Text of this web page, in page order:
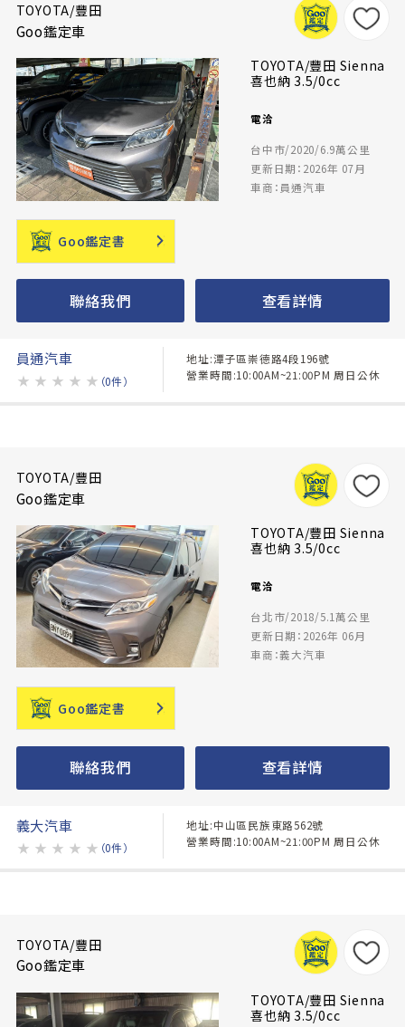
TOYOTA/豐田
Goo鑑定車
TOYOTA/豐田 Sienna
喜也納 3.5/0cc
電洽
台中市/2020/6.9萬公里
更新日期：2026年 07月
車商：員通汽車
Goo鑑定書
聯絡我們 查看詳情
員通汽車
★ ★ ★ ★ ★ （0件）
地址:潭子區崇德路4段196號
營業時間:10:00AM~21:00PM 周日公休
TOYOTA/豐田
Goo鑑定車
TOYOTA/豐田 Sienna
喜也納 3.5/0cc
電洽
台北市/2018/5.1萬公里
更新日期：2026年 06月
車商：義大汽車
Goo鑑定書
聯絡我們 查看詳情
義大汽車
★ ★ ★ ★ ★ （0件）
地址:中山區民族東路562號
營業時間:10:00AM~21:00PM 周日公休
TOYOTA/豐田
Goo鑑定車
TOYOTA/豐田 Sienna
喜也納 3.5/0cc